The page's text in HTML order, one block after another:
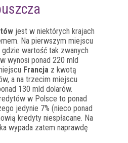
jest w niektórych krajach
Na pierwszym miejscu
gdzie wartość tak zwanych
wynosi ponad 220 mld
Francja z kwotą
a na trzecim miejscu
130 mld dolarów.
w Polsce to ponad
jedynie 7% (nieco ponad
kredyty niespłacane. Na
wypada zatem naprawdę